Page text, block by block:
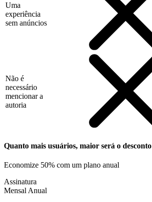
Uma
experiência
sem anúncios
Não é
necessário
mencionar a
autoria
Quanto mais usuários, maior será o desconto
Economize 50% com um plano anual
Assinatura
Mensal Anual